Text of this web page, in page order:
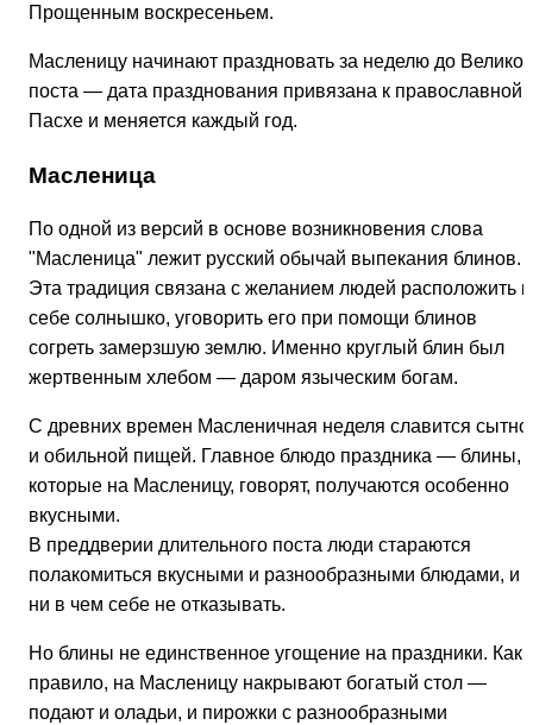
Прощенным воскресеньем.
Масленицу начинают праздновать за неделю до
поста — дата празднования привязана к православной
Пасхе и меняется каждый год.
Масленица
По одной из версий в основе возникновения слова
"Масленица" лежит русский обычай выпекания блинов.
Эта традиция связана с желанием людей расположить к
себе солнышко, уговорить его при помощи блинов
согреть замерзшую землю. Именно круглый блин был
жертвенным хлебом — даром языческим богам.
С древних времен Масленичная неделя славится
и обильной пищей. Главное блюдо праздника — блины,
которые на Масленицу, говорят, получаются особенно
вкусными.
В преддверии длительного поста люди стараются
полакомиться вкусными и разнообразными блюдами, и
ни в чем себе не отказывать.
Но блины не единственное угощение на праздники. Как
правило, на Масленицу накрывают богатый стол —
подают и оладьи, и пирожки с разнообразными